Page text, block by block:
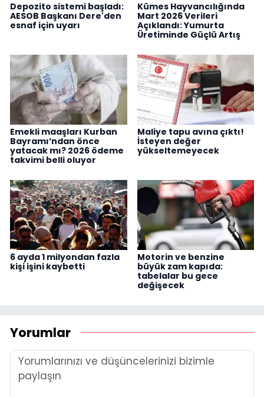
Depozito sistemi başladı:
AESOB Başkanı Dere'den
esnaf için uyarı
Kümes Hayvancılığında
Mart 2026 Verileri
Açıklandı: Yumurta
Üretiminde Güçlü Artış
Emekli maaşları Kurban
Bayramı’ndan önce
yatacak mı? 2026 ödeme
takvimi belli oluyor
Maliye tapu avına çıktı!
İsteyen değer
yükseltemeyecek
6 ayda 1 milyondan fazla
kişi işini kaybetti
Motorin ve benzine
büyük zam kapıda:
tabelalar bu gece
değişecek
Yorumlar